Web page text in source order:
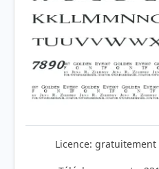
Licence: gratuitement